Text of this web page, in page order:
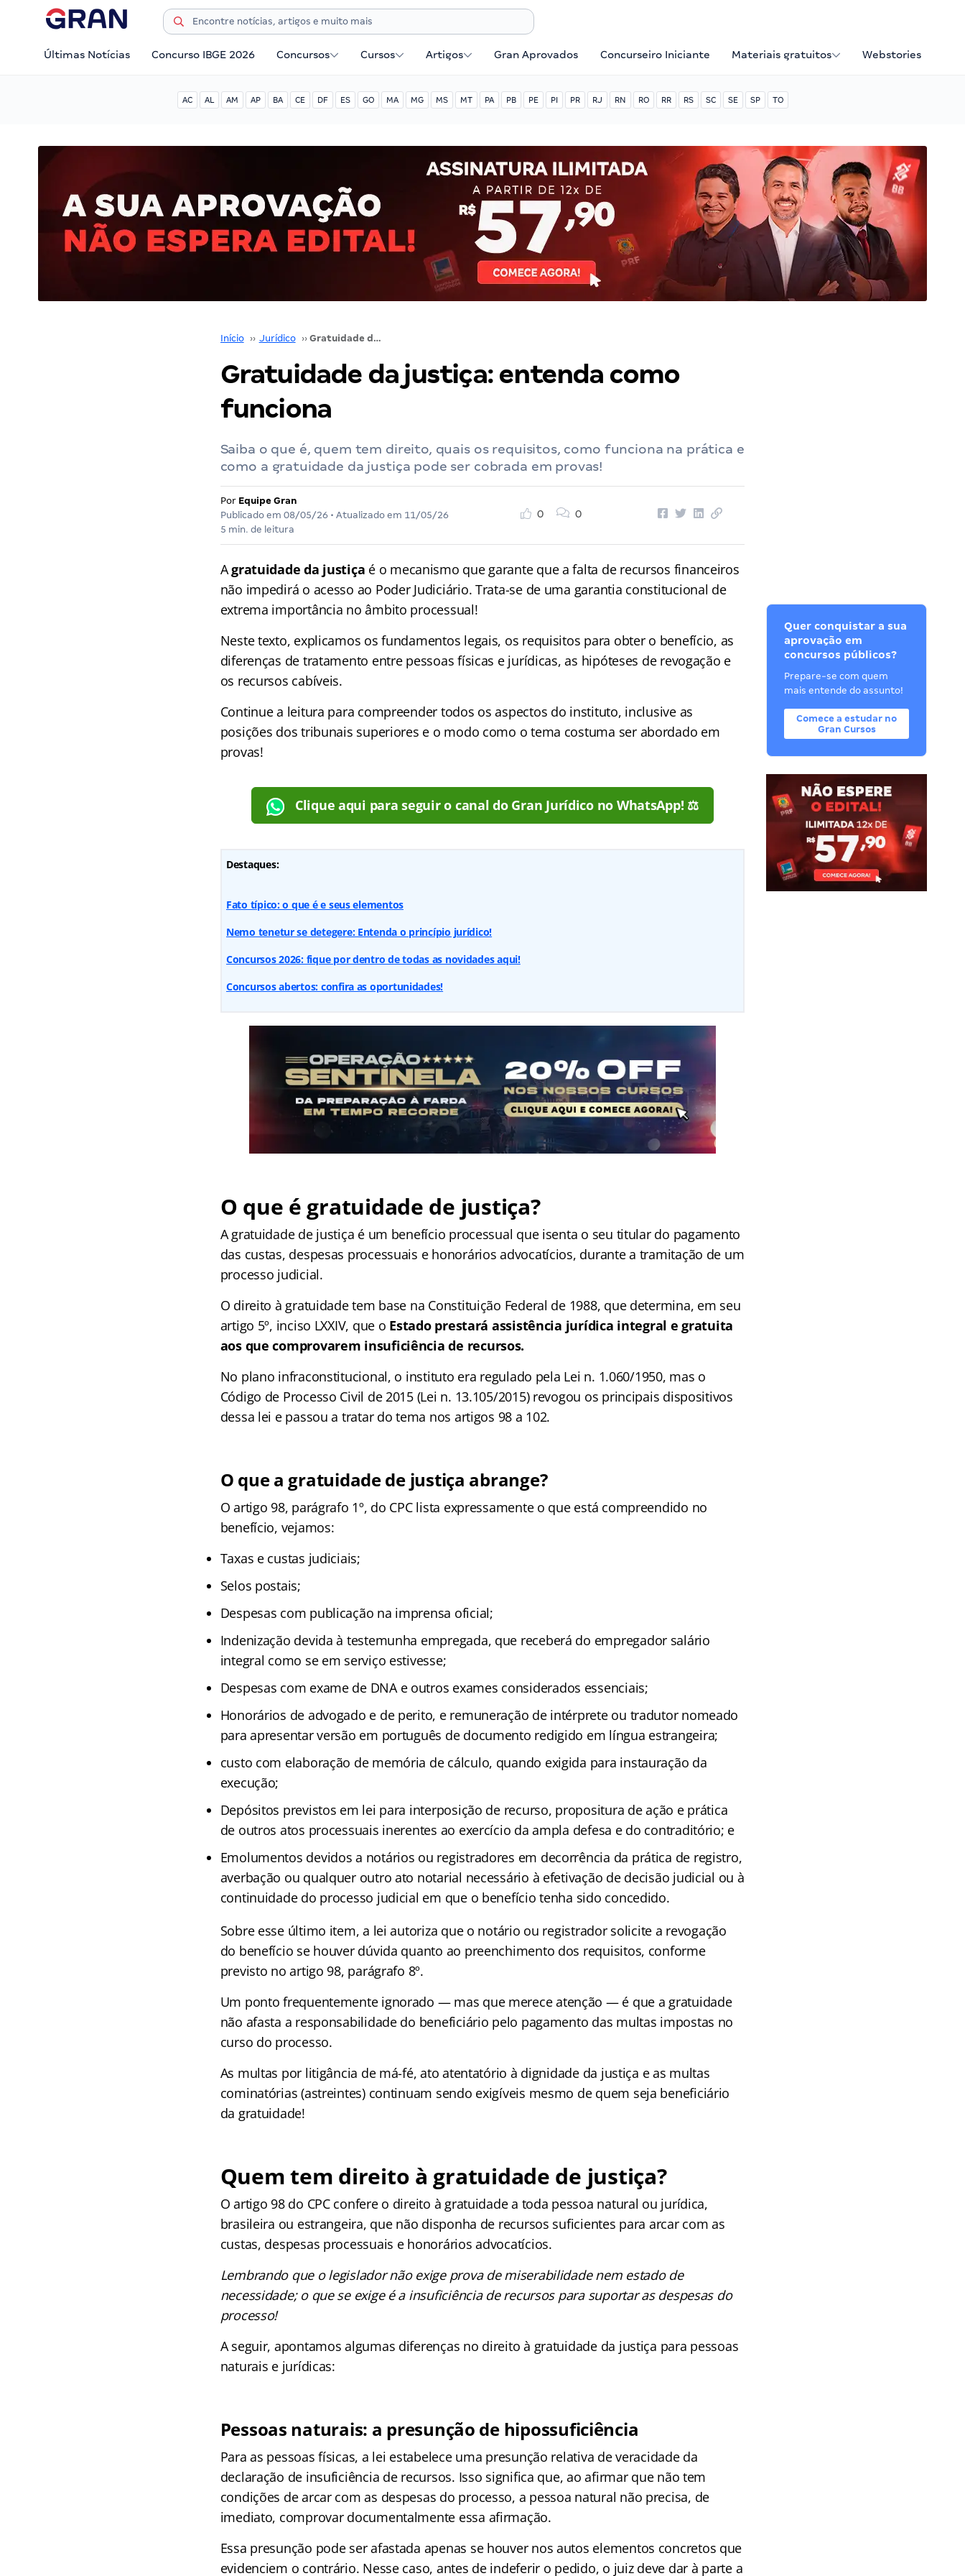
Últimas Notícias Concurso IBGE 2026 Concursos Cursos Artigos Gran Aprovados Concurseiro Iniciante Materiais gratuitos Webstories
AC AL AM AP BA CE DF ES GO MA MG MS MT PA PB PE PI PR RJ RN RO RR RS SC SE SP TO
Início ›› Jurídico ›› Gratuidade da justiça: entenda como funciona
Gratuidade da justiça: entenda como
funciona
Saiba o que é, quem tem direito, quais os requisitos, como funciona na prática e
como a gratuidade da justiça pode ser cobrada em provas!
Por Equipe Gran
Publicado em 08/05/26 • Atualizado em 11/05/26
5 min. de leitura
0 0
Agratuidade da justiça é o mecanismo que garante que a falta de recursos financeiros
não impedirá o acesso ao Poder Judiciário. Trata-se de uma garantia constitucional de
extrema importância no âmbito processual!
Neste texto, explicamos os fundamentos legais, os requisitos para obter o benefício, as
diferenças de tratamento entre pessoas físicas e jurídicas, as hipóteses de revogação e
os recursos cabíveis.
Continue a leitura para compreender todos os aspectos do instituto, inclusive as
posições dos tribunais superiores e o modo como o tema costuma ser abordado em
provas!
Clique aqui para seguir o canal do Gran Jurídico no WhatsApp! ⚖️
Destaques:
Fato típico: o que é e seus elementos
Nemo tenetur se detegere: Entenda o princípio jurídico!
Concursos 2026: fique por dentro de todas as novidades aqui!
Concursos abertos: confira as oportunidades!
O que é gratuidade de justiça?
A gratuidade de justiça é um benefício processual que isenta o seu titular do pagamento
das custas, despesas processuais e honorários advocatícios, durante a tramitação de um
processo judicial.
O direito à gratuidade tem base na Constituição Federal de 1988, que determina, em seu
artigo 5º, inciso LXXIV, que o Estado prestará assistência jurídica integral e gratuita
aos que comprovarem insuficiência de recursos.
No plano infraconstitucional, o instituto era regulado pela Lei n. 1.060/1950, mas o
Código de Processo Civil de 2015 (Lei n. 13.105/2015) revogou os principais dispositivos
dessa lei e passou a tratar do tema nos artigos 98 a 102.
O que a gratuidade de justiça abrange?
O artigo 98, parágrafo 1º, do CPC lista expressamente o que está compreendido no
benefício, vejamos:
Taxas e custas judiciais;
Selos postais;
Despesas com publicação na imprensa oficial;
Indenização devida à testemunha empregada, que receberá do empregador salário
integral como se em serviço estivesse;
Despesas com exame de DNA e outros exames considerados essenciais;
Honorários de advogado e de perito, e remuneração de intérprete ou tradutor nomeado
para apresentar versão em português de documento redigido em língua estrangeira;
custo com elaboração de memória de cálculo, quando exigida para instauração da
execução;
Depósitos previstos em lei para interposição de recurso, propositura de ação e prática
de outros atos processuais inerentes ao exercício da ampla defesa e do contraditório; e
Emolumentos devidos a notários ou registradores em decorrência da prática de registro,
averbação ou qualquer outro ato notarial necessário à efetivação de decisão judicial ou à
continuidade do processo judicial em que o benefício tenha sido concedido.
Sobre esse último item, a lei autoriza que o notário ou registrador solicite a revogação
do benefício se houver dúvida quanto ao preenchimento dos requisitos, conforme
previsto no artigo 98, parágrafo 8º.
Um ponto frequentemente ignorado — mas que merece atenção — é que a gratuidade
não afasta a responsabilidade do beneficiário pelo pagamento das multas impostas no
curso do processo.
As multas por litigância de má-fé, ato atentatório à dignidade da justiça e as multas
cominatórias (astreintes) continuam sendo exigíveis mesmo de quem seja beneficiário
da gratuidade!
Quem tem direito à gratuidade de justiça?
O artigo 98 do CPC confere o direito à gratuidade a toda pessoa natural ou jurídica,
brasileira ou estrangeira, que não disponha de recursos suficientes para arcar com as
custas, despesas processuais e honorários advocatícios.
Lembrando que o legislador não exige prova de miserabilidade nem estado de
necessidade; o que se exige é a insuficiência de recursos para suportar as despesas do
processo!
A seguir, apontamos algumas diferenças no direito à gratuidade da justiça para pessoas
naturais e jurídicas:
Pessoas naturais: a presunção de hipossuficiência
Para as pessoas físicas, a lei estabelece uma presunção relativa de veracidade da
declaração de insuficiência de recursos. Isso significa que, ao afirmar que não tem
condições de arcar com as despesas do processo, a pessoa natural não precisa, de
imediato, comprovar documentalmente essa afirmação.
Essa presunção pode ser afastada apenas se houver nos autos elementos concretos que
evidenciem o contrário. Nesse caso, antes de indeferir o pedido, o juiz deve dar à parte a
Quer conquistar a sua
aprovação em
concursos públicos?
Prepare-se com quem
mais entende do assunto!
Comece a estudar no
Gran Cursos